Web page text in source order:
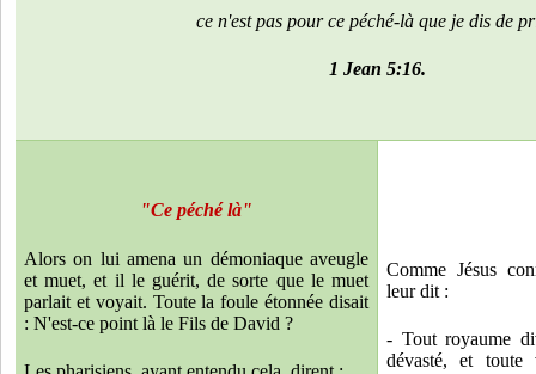
ce n'est pas pour ce péché-là que je dis de
1 Jean 5:16.
"Ce péché là"
Alors on lui amena un démoniaque aveugle
et muet, et il le guérit, de sorte que le muet
parlait et voyait. Toute la foule étonnée disait
: N'est-ce point là le Fils de David ?
Comme Jésus
leur dit :
- Tout royaume
dévasté, et